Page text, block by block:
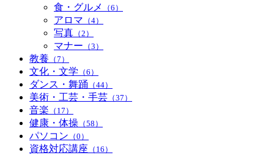
食・グルメ （6）
アロマ （4）
写真 （2）
マナー （3）
教養 （7）
文化・文学 （6）
ダンス・舞踊 （44）
美術・工芸・手芸 （37）
音楽 （17）
健康・体操 （58）
パソコン （0）
資格対応講座 （16）